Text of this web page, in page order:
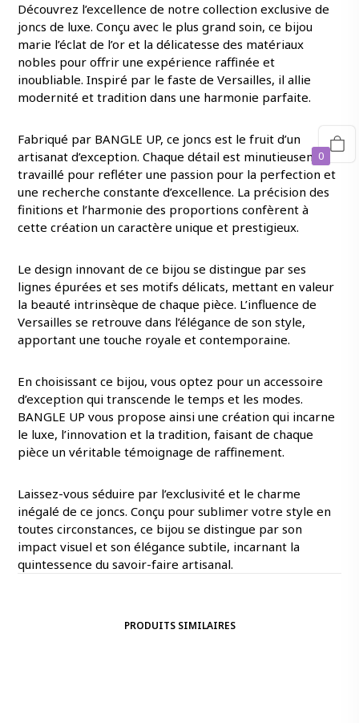
Découvrez l’excellence de notre collection exclusive de
joncs de luxe. Conçu avec le plus grand soin, ce bijou
marie l’éclat de l’or et la délicatesse des matériaux
nobles pour offrir une expérience raffinée et
inoubliable. Inspiré par le faste de Versailles, il allie
modernité et tradition dans une harmonie parfaite.
Fabriqué par BANGLE UP, ce joncs est le fruit d’un
artisanat d’exception. Chaque détail est minutieusement
travaillé pour refléter une passion pour la perfection et
une recherche constante d’excellence. La précision des
finitions et l’harmonie des proportions confèrent à
cette création un caractère unique et prestigieux.
Le design innovant de ce bijou se distingue par ses
lignes épurées et ses motifs délicats, mettant en valeur
la beauté intrinsèque de chaque pièce. L’influence de
Versailles se retrouve dans l’élégance de son style,
apportant une touche royale et contemporaine.
En choisissant ce bijou, vous optez pour un accessoire
d’exception qui transcende le temps et les modes.
BANGLE UP vous propose ainsi une création qui incarne
le luxe, l’innovation et la tradition, faisant de chaque
pièce un véritable témoignage de raffinement.
Laissez-vous séduire par l’exclusivité et le charme
inégalé de ce joncs. Conçu pour sublimer votre style en
toutes circonstances, ce bijou se distingue par son
impact visuel et son élégance subtile, incarnant la
quintessence du savoir-faire artisanal.
PRODUITS SIMILAIRES
0